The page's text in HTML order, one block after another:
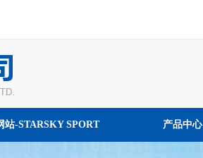
站-STARSKY SPORT 产品中心